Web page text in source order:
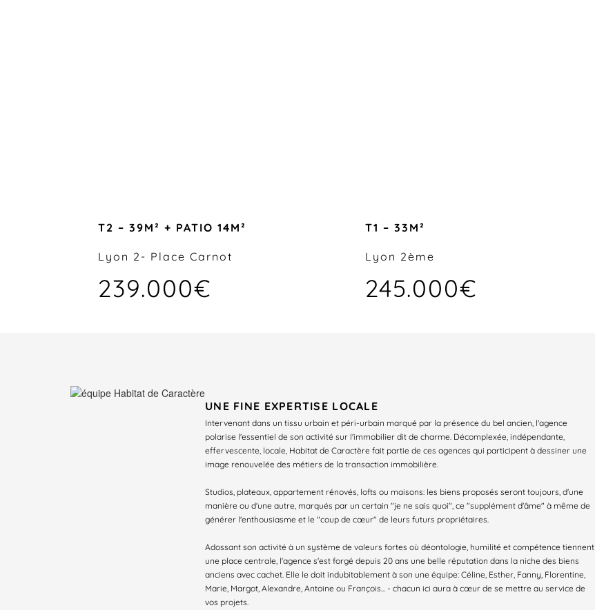
T2 – 39M² + PATIO 14M²
Lyon 2- Place Carnot
239.000€
T1 – 33M²
Lyon 2ème
245.000€
UNE FINE EXPERTISE LOCALE
Intervenant dans un tissu urbain et péri-urbain marqué par la présence du bel ancien, l'agence
polarise l'essentiel de son activité sur l'immobilier dit de charme. Décomplexée, indépendante,
effervescente, locale, Habitat de Caractère fait partie de ces agences qui participent à dessiner une
image renouvelée des métiers de la transaction immobilière.
Studios, plateaux, appartement rénovés, lofts ou maisons: les biens proposés seront toujours, d'une
manière ou d'une autre, marqués par un certain "je ne sais quoi", ce "supplément d'âme" à même de
générer l'enthousiasme et le "coup de cœur" de leurs futurs propriétaires.
Adossant son activité à un système de valeurs fortes où déontologie, humilité et compétence tiennent
une place centrale, l'agence s'est forgé depuis 20 ans une belle réputation dans la niche des biens
anciens avec cachet. Elle le doit indubitablement à son une équipe: Céline, Esther, Fanny, Florentine,
Marie, Margot, Alexandre, Antoine ou François... - chacun ici aura à cœur de se mettre au service de
vos projets.